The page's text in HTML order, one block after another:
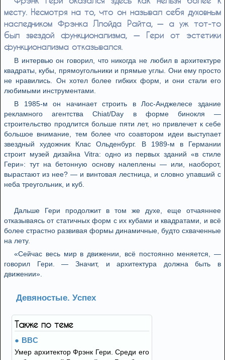
месту. Несмотря на то, что он называл себя духовным
наследником Фрэнка Ллойда Райта, — а уж тот-то
был звездой функционализма, — Гери от эстетики
функционализма отказывался.
В интервью он говорил, что никогда не любил в архитектуре
квадраты, кубы, прямоугольники и прямые углы. Они ему просто
не нравились. Он хотел более гибких форм, и они стали его
любимыми инструментами.
В 1985-м он начинает строить в Лос-Анджелесе здание
рекламного агентства Chiat/Day в форме бинокля —
строительство продлится больше пяти лет, но привлечет к себе
большое внимание, тем более что соавтором идеи выступает
звездный художник Клас Ольденбург. В 1989-м в Германии
строит музей дизайна Vitra: одно из первых зданий «в стиле
Гери»: тут на бетонную основу налеплены — или, наоборот,
вырастают из нее? — и винтовая лестница, и словно упавший с
неба треугольник, и куб.
Дальше Гери продолжит в том же духе, еще отчаяннее
отказываясь от статичных форм с их кубами и квадратами, и всё
более страстно развивая формы динамичные, будто схваченные
на лету.
«Сейчас весь мир в движении, всё постоянно меняется, —
говорил Гери. — Значит, и архитектура должна быть в
движении».
Девяностые. Успех
Также по теме
BBC
Умер архитектор Фрэнк Гери. Среди его